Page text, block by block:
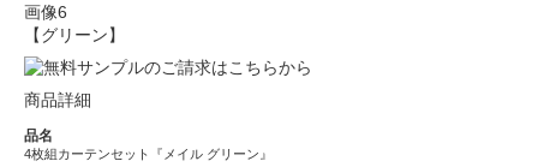
【グリーン】
商品詳細
品名
4枚組カーテンセット『メイル グリーン』